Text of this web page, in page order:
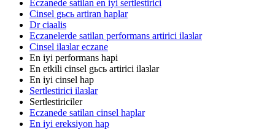
Eczanede satilan en iyi sertlestirici
Cinsel gьcь artiran haplar
Dr ciaalis
Eczanelerde satilan performans artirici ilaзlar
Cinsel ilaзlar eczane
En iyi performans hapi
En etkili cinsel gьcь artirici ilaзlar
En iyi cinsel hap
Sertlestirici ilaзlar
Sertlestiriciler
Eczanede satilan cinsel haplar
En iyi ereksiyon hap